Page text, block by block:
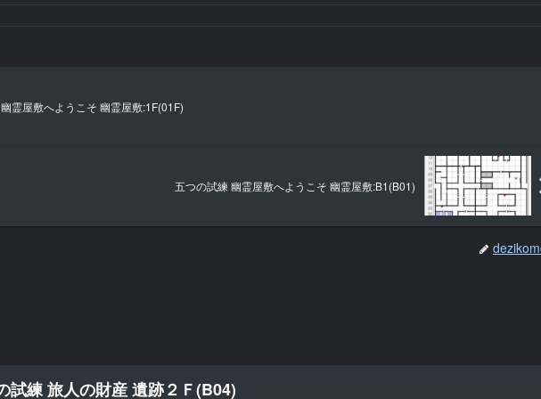
霊屋敷へようこそ 幽霊屋敷:1F(01F)
五つの試練 幽霊屋敷へようこそ 幽霊屋敷:B1(B01)
試練 旅人の財産 遺跡２Ｆ(B04)